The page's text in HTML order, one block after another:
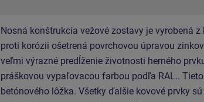
Nosná konštrukcia vežové zostavy je vyrobená
proti korózii ošetrená povrchovou úpravou
veľmi výrazné predĺženie životnosti herného
práškovou vypaľovacou farbou podľa RAL..
betónového lôžka. Všetky ďalšie kovové prvky